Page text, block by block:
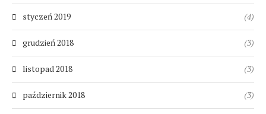
styczeń 2019 (4)
grudzień 2018 (3)
listopad 2018 (3)
październik 2018 (3)